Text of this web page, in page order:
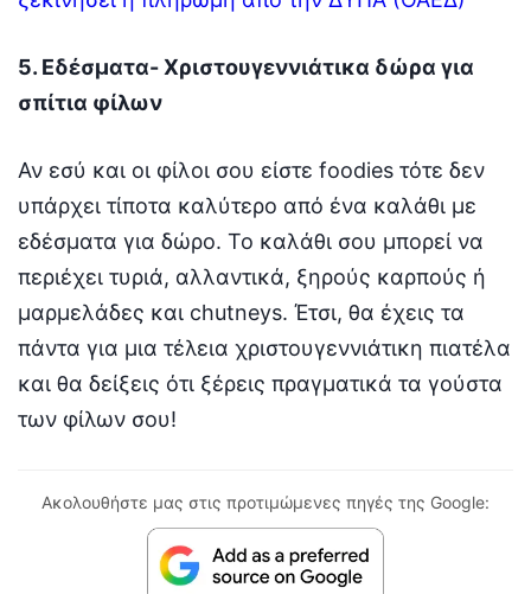
5. Εδέσματα- Χριστουγεννιάτικα δώρα για
σπίτια φίλων
Αν εσύ και οι φίλοι σου είστε foodies τότε δεν
υπάρχει τίποτα καλύτερο από ένα καλάθι με
εδέσματα για δώρο. Το καλάθι σου μπορεί να
περιέχει τυριά, αλλαντικά, ξηρούς καρπούς ή
μαρμελάδες και chutneys. Έτσι, θα έχεις τα
πάντα για μια τέλεια χριστουγεννιάτικη πιατέλα
και θα δείξεις ότι ξέρεις πραγματικά τα γούστα
των φίλων σου!
Ακολουθήστε μας στις προτιμώμενες πηγές της Google: